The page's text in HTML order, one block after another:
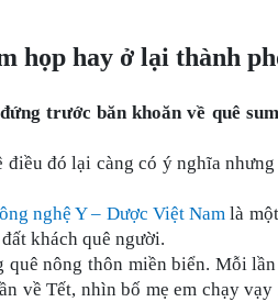
họp hay ở lại thành
trước băn khoăn về quê
đó lại càng có ý nghĩa
nghệ Y – Dược Việt Namlà
khách quê người.
nông thôn miền biển. Mỗi
về Tết, nhìn bố mẹ em chạy